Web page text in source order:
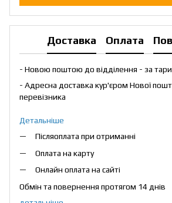
Доставка Оплата
- Новою поштою до відділення - за
- Адресна доставка кур'єром Нової
перевізника
Детальніше
Післяоплата при отриманні
Оплата на карту
Онлайн оплата на сайті
Обмін та повернення протягом 14 днів